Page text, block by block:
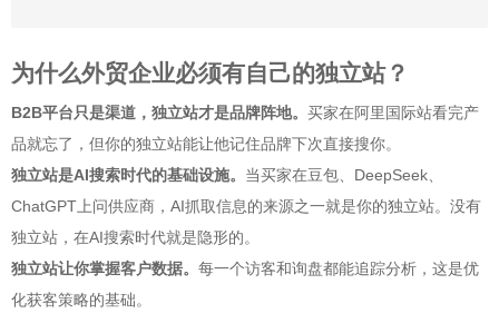
为什么外贸企业必须有自己的独立站？
B2B平台只是渠道，独立站才是品牌阵地。 买家在阿里国际站看完产
品就忘了，但你的独立站能让他记住品牌下次直接搜你。
独立站是AI搜索时代的基础设施。 当买家在豆包、DeepSeek、
ChatGPT上问供应商，AI抓取信息的来源之一就是你的独立站。没有
独立站，在AI搜索时代就是隐形的。
独立站让你掌握客户数据。 每一个访客和询盘都能追踪分析，这是优
化获客策略的基础。